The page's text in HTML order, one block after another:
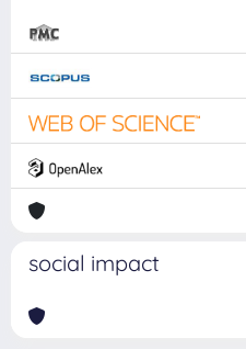
social impact